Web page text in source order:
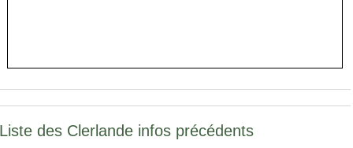
des Clerlande infos précédents